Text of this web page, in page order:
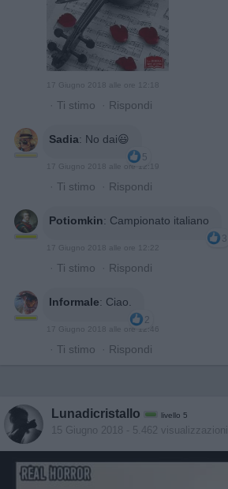
17 Giugno 2018 alle ore 12:18
· Ti stimo · Rispondi
Sadia: No dai😃
5
17 Giugno 2018 alle ore 12:19
· Ti stimo · Rispondi
Potiomkin: Campionato italiano
3
17 Giugno 2018 alle ore 12:22
· Ti stimo · Rispondi
Informale: Ciao.
2
17 Giugno 2018 alle ore 12:46
· Ti stimo · Rispondi
Lunadicristallo livello 5
15 Giugno 2018 - 5.462 visualizzazioni